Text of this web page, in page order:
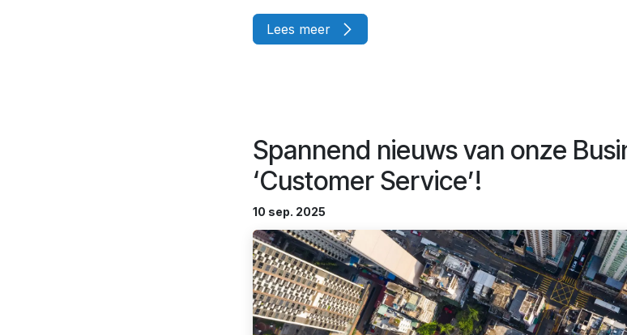
Lees meer
Spannend nieuws van onze
‘Customer Service’!
10 sep. 2025